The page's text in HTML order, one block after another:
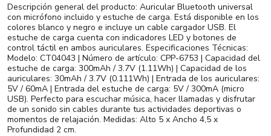
Descripción general del producto: Auricular Bluetooth universal
con micrófono incluido y estuche de carga. Está disponible en los
colores blanco y negro e incluye un cable cargador USB. El
estuche de carga cuenta con indicadores LED y botones de
control táctil en ambos auriculares. Especificaciones Técnicas:
Modelo: CT04043 | Número de artículo: CPP-6753 | Capacidad del
estuche de carga: 300mAh / 3.7V (1.11Wh) | Capacidad de los
auriculares: 30mAh / 3.7V (0.111Wh) | Entrada de los auriculares:
5V / 60mA | Entrada del estuche de carga: 5V / 300mA (micro
USB). Perfecto para escuchar música, hacer llamadas y disfrutar
de un sonido sin cables durante tus actividades deportivas o
momentos de relajación. Medidas: Alto 5 x Ancho 4,5 x
Profundidad 2 cm.